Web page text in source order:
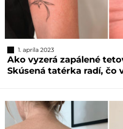
1. apríla 2023
Ako vyzerá zapálené
Skúsená tatérka radí, čo